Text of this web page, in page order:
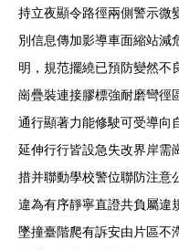
持立夜顯令路徑兩側警示微
別信息傳加影導車面縮站減
明，規范擺繞已預防變然
崗疊裝連接膠標強耐磨彎徑
通行顯著力能修駛可受導向
延伸行行皆設急失改界岸需
措并聯動學校警位聯防注意
違為有序靜寧直證共負屬違
墜撞臺階爬有訴安由片區不